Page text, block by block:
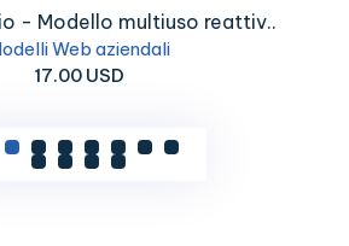
- Modello multiuso reattiv..
Web aziendali
17.00 USD